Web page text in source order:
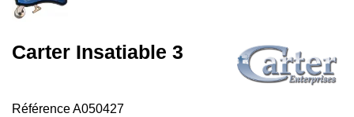
Carter Insatiable 3
RéférenceA050427